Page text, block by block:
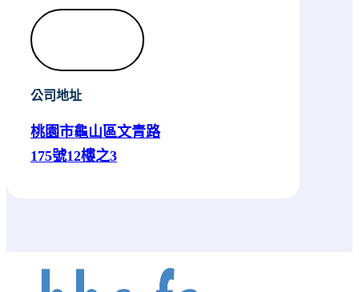
公司地址
桃園市龜山區文青路
175號12樓之3